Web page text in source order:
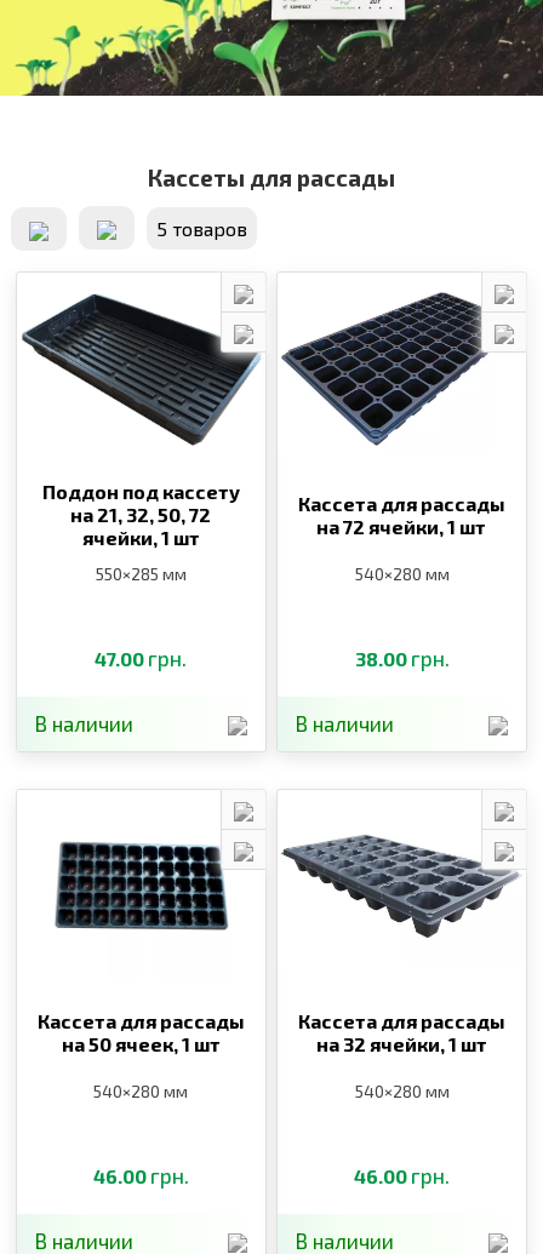
Кассеты для рассады
5 товаров
Поддон под кассету
на 21, 32, 50, 72
ячейки,1 шт
550×285 мм
47.00 грн.
В наличии
Кассета для рассады
на 72 ячейки,1 шт
540×280 мм
38.00 грн.
В наличии
Кассета для рассады
на 50 ячеек,1 шт
540×280 мм
46.00 грн.
В наличии
Кассета для рассады
на 32 ячейки,1 шт
540×280 мм
46.00 грн.
В наличии